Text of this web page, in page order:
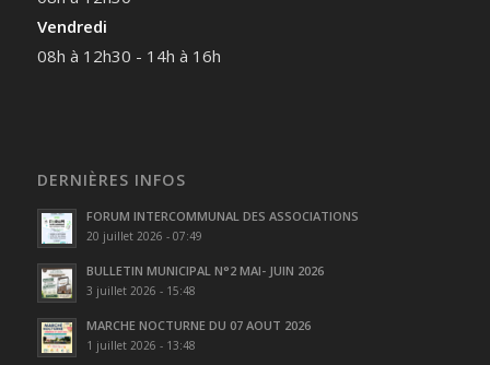
Vendredi
08h à 12h30 - 14h à 16h
DERNIÈRES INFOS
FORUM INTERCOMMUNAL DES ASSOCIATIONS
20 juillet 2026 - 07:49
BULLETIN MUNICIPAL N°2 MAI- JUIN 2026
3 juillet 2026 - 15:48
MARCHE NOCTURNE DU 07 AOUT 2026
1 juillet 2026 - 13:48